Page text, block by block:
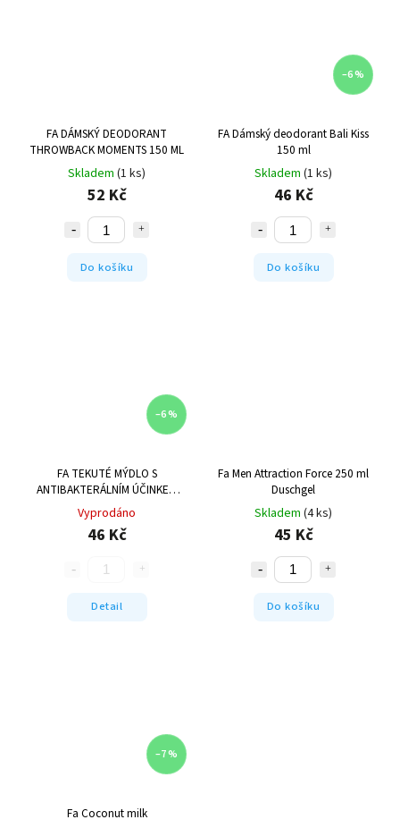
FA DÁMSKÝ DEODORANT
THROWBACK MOMENTS 150 ML
Skladem (1 ks)
52 Kč
Do košíku
–6 %
FA Dámský deodorant Bali Kiss
150 ml
Skladem (1 ks)
46 Kč
Do košíku
–6 %
FA TEKUTÉ MÝDLO S
ANTIBAKTERÁLNÍM ÚČINKEM
250ML LIMETKA
Vyprodáno
46 Kč
Detail
Fa Men Attraction Force 250 ml
Duschgel
Skladem (4 ks)
45 Kč
Do košíku
–7 %
Fa Coconut milk